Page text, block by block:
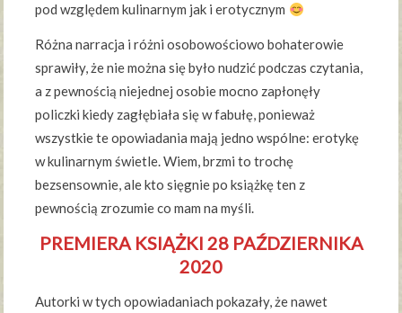
pod względem kulinarnym jak i erotycznym
Różna narracja i różni osobowościowo bohaterowie
sprawiły, że nie można się było nudzić podczas czytania,
a z pewnością niejednej osobie mocno zapłonęły
policzki kiedy zagłębiała się w fabułę, ponieważ
wszystkie te opowiadania mają jedno wspólne: erotykę
w kulinarnym świetle. Wiem, brzmi to trochę
bezsensownie, ale kto sięgnie po książkę ten z
pewnością zrozumie co mam na myśli.
PREMIERA KSIĄŻKI 28 PAŹDZIERNIKA
2020
Autorki w tych opowiadaniach pokazały, że nawet